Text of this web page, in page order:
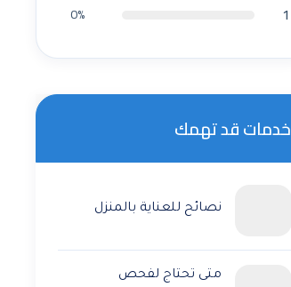
1
0%
خدمات قد تهمك
نصائح للعناية بالمنزل
متى تحتاج لفحص